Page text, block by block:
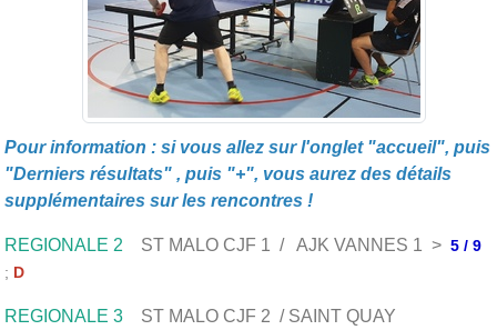
Pour information : si vous allez sur l'onglet "accueil", puis
"Derniers résultats" , puis "+", vous aurez des détails
supplémentaires sur les rencontres !
REGIONALE 2 ST MALO CJF 1 / AJK VANNES 1 > 5 / 9
; D
REGIONALE 3 ST MALO CJF 2 / SAINT QUAY